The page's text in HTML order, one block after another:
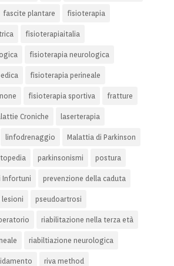
fascite plantare fisioterapia
fisioterapiaitalia
fisioterapia neurologica
fisioterapia perineale
fisioterapia sportiva fratture
Croniche laserterapia
linfodrenaggio Malattia di Parkinson
parkinsonismi postura
Infortuni prevenzione della caduta
lesioni pseudoartrosi
riabilitazione nella terza età
riabiltiazione neurologica
riva method